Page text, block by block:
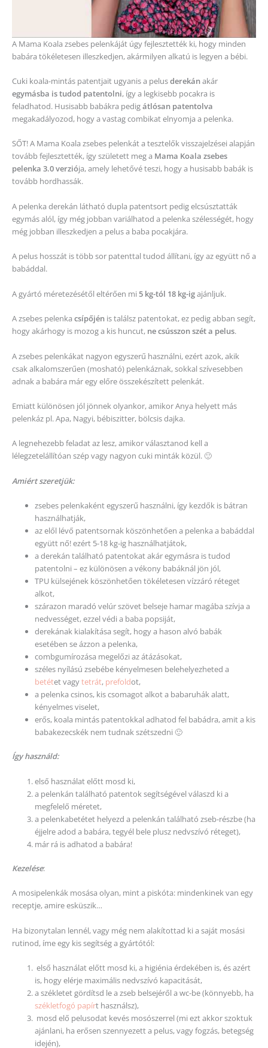
A Mama Koala zsebes pelenkáját úgy fejlesztették ki, hogy minden
babára tökéletesen illeszkedjen, akármilyen alkatú is legyen a bébi.
Cuki koala-mintás patentjait ugyanis a pelusderekánakár
egymásba is tudod patentolni, így a legkisebb pocakra is
feladhatod. Husisabb babákra pedigátlósan patentolva
megakadályozod, hogy a vastag combikat elnyomja a pelenka.
SŐT! A Mama Koala zsebes pelenkát a tesztelők visszajelzései alapján
tovább fejlesztették, így született meg a Mama Koala zsebes
pelenka 3.0 verziója, amely lehetővé teszi, hogy a husisabb babák is
tovább hordhassák.
A pelenka derekán látható dupla patentsort pedig elcsúsztatták
egymás alól, így még jobban variálhatod a pelenka szélességét, hogy
még jobban illeszkedjen a pelus a baba pocakjára.
A pelus hosszát is több sor patenttal tudod állítani, így az együtt nő a
babáddal.
A gyártó méretezésétől eltérően mi 5 kg-tól 18 kg-igajánljuk.
A zsebes pelenka csípőjén is találsz patentokat, ez pedig abban segít,
hogy akárhogy is mozog a kis huncut, ne csússzon szét a pelus.
A zsebes pelenkákat nagyon egyszerű használni, ezért azok, akik
csak alkalomszerűen (mosható) pelenkáznak, sokkal szívesebben
adnak a babára már egy előre összekészített pelenkát.
Emiatt különösen jól jönnek olyankor, amikor Anya helyett más
pelenkáz pl. Apa, Nagyi, bébiszitter, bölcsis dajka.
A legnehezebb feladat az lesz, amikor választanod kell a
lélegzetelállítóan szép vagy nagyon cuki minták közül. 🙂
Amiért szeretjük:
zsebes pelenkaként egyszerű használni, így kezdők is bátran
használhatják,
az elől lévő patentsornak köszönhetően a pelenka a babáddal
együtt nő! ezért 5-18 kg-ig használhatjátok,
a derekán található patentokat akár egymásra is tudod
patentolni – ez különösen a vékony babáknál jön jól,
TPU külsejének köszönhetően tökéletesen vízzáró réteget
alkot,
szárazon maradó velúr szövet belseje hamar magába szívja a
nedvességet, ezzel védi a baba popsiját,
derekának kialakítása segít, hogy a hason alvó babák
esetében se ázzon a pelenka,
combgumírozása megelőzi az átázásokat,
széles nyílású zsebébe kényelmesen belehelyezheted a
betétet vagytetrát, prefoldot,
a pelenka csinos, kis csomagot alkot a babaruhák alatt,
kényelmes viselet,
erős, koala mintás patentokkal adhatod fel babádra, amit a kis
babakezecskék nem tudnak szétszedni 🙂
Így használd:
első használat előtt mosd ki,
a pelenkán található patentok segítségével válaszd ki a
megfelelő méretet,
a pelenkabetétet helyezd a pelenkán található zseb-részbe (ha
éjjelre adod a babára, tegyél bele plusz nedvszívó réteget),
már rá is adhatod a babára!
Kezelése:
A mosipelenkák mosása olyan, mint a piskóta: mindenkinek van egy
receptje, amire esküszik…
Ha bizonytalan lennél, vagy még nem alakítottad ki a saját mosási
rutinod, íme egy kis segítség a gyártótól:
első használat előtt mosd ki, a higiénia érdekében is, és azért
is, hogy elérje maximális nedvszívó kapacitását,
a székletet gördítsd le a zseb belsejéről a wc-be (könnyebb, ha
székletfogó papírt használsz),
mosd elő pelusodat kevés mosószerrel (mi ezt akkor szoktuk
ajánlani, ha erősen szennyezett a pelus, vagy fogzás, betegség
idején),